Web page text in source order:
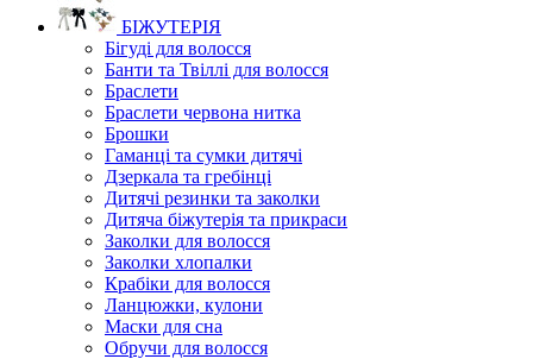
БІЖУТЕРІЯ
Бігуді для волосся
Банти та Твіллі для волосся
Браслети
Браслети червона нитка
Брошки
Гаманці та сумки дитячі
Дзеркала та гребінці
Дитячі резинки та заколки
Дитяча біжутерія та прикраси
Заколки для волосся
Заколки хлопалки
Крабіки для волосся
Ланцюжки, кулони
Маски для сна
Обручи для волосся